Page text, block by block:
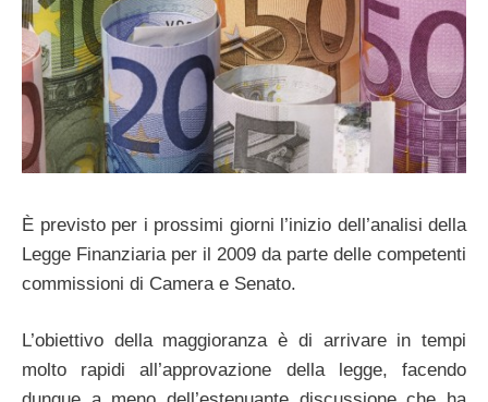
È previsto per i prossimi giorni l’inizio dell’analisi della
Legge Finanziaria per il 2009 da parte delle competenti
commissioni di Camera e Senato.
L’obiettivo della maggioranza è di arrivare in tempi
molto rapidi all’approvazione della legge, facendo